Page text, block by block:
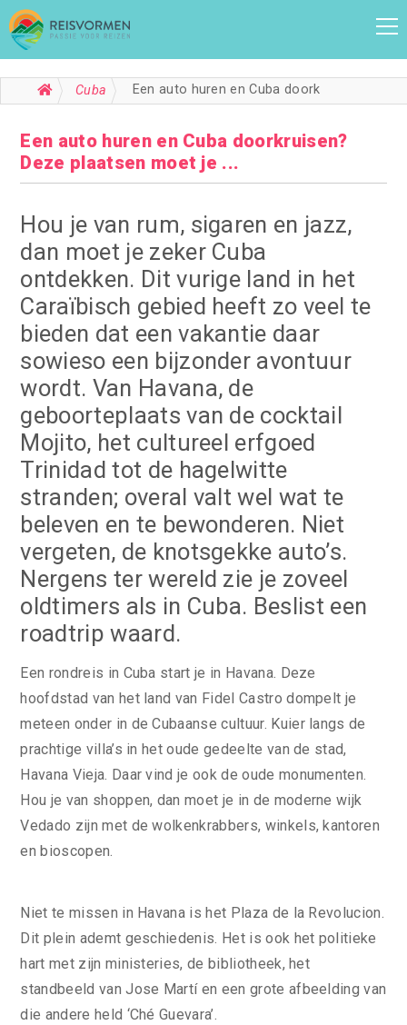
Cuba
Een auto huren en Cuba doorkruisen?
Deze plaatsen moet je ...
Hou je van rum, sigaren en jazz,
dan moet je zeker Cuba
ontdekken. Dit vurige land in het
Caraïbisch gebied heeft zo veel te
bieden dat een vakantie daar
sowieso een bijzonder avontuur
wordt. Van Havana, de
geboorteplaats van de cocktail
Mojito, het cultureel erfgoed
Trinidad tot de hagelwitte
stranden; overal valt wel wat te
beleven en te bewonderen. Niet
vergeten, de knotsgekke auto’s.
Nergens ter wereld zie je zoveel
oldtimers als in Cuba. Beslist een
roadtrip waard.
Een rondreis in Cuba start je in Havana. Deze
hoofdstad van het land van Fidel Castro dompelt je
meteen onder in de Cubaanse cultuur. Kuier langs de
prachtige villa’s in het oude gedeelte van de stad,
Havana Vieja. Daar vind je ook de oude monumenten.
Hou je van shoppen, dan moet je in de moderne wijk
Vedado zijn met de wolkenkrabbers, winkels, kantoren
en bioscopen.
Niet te missen in Havana is het Plaza de la Revolucion.
Dit plein ademt geschiedenis. Het is ook het politieke
hart met zijn ministeries, de bibliotheek, het
standbeeld van Jose Martí en een grote afbeelding van
die andere held ‘Ché Guevara’.